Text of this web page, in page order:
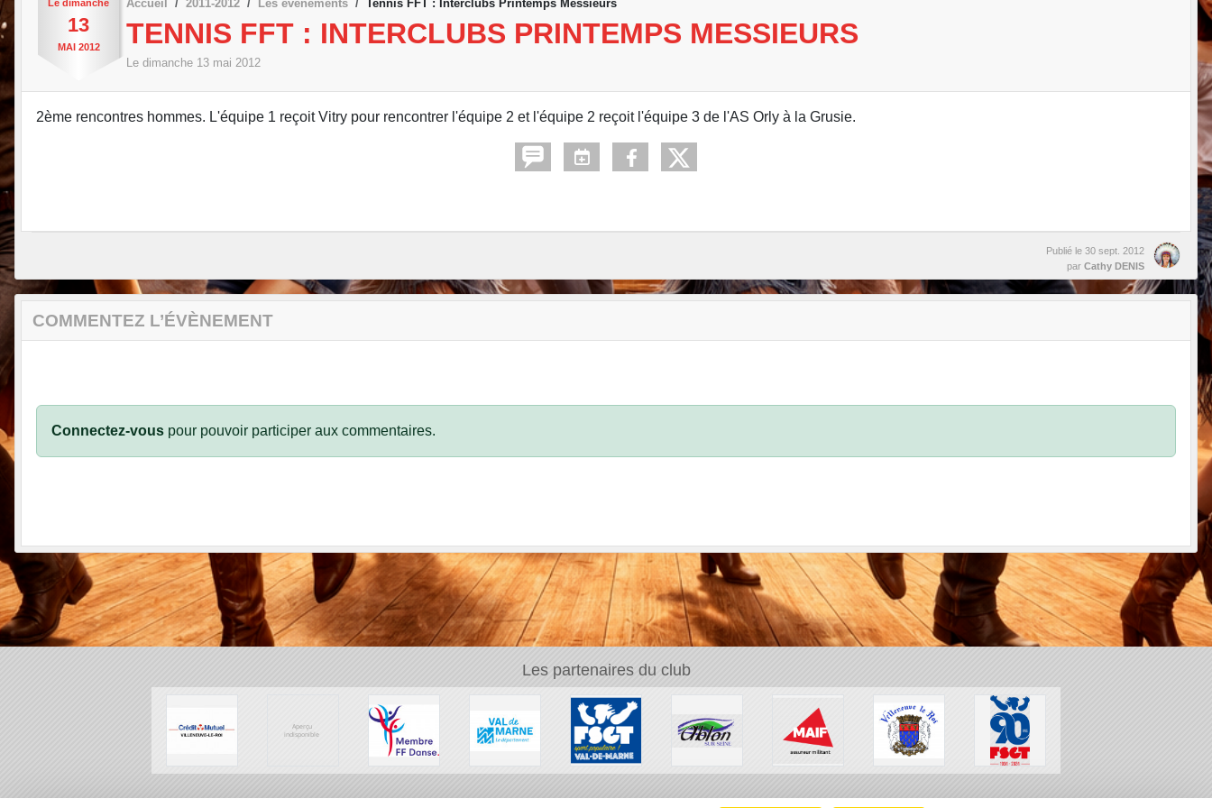
Le dimanche
13
MAI 2012
Accueil 2011-2012 Les évènements Tennis FFT : Interclubs Printemps Messieurs
TENNIS FFT : INTERCLUBS PRINTEMPS MESSIEURS
Le dimanche 13 mai 2012
2ème rencontres hommes. L'équipe 1 reçoit Vitry pour rencontrer l'équipe 2 et l'équipe 2 reçoit l'équipe 3 de l'AS Orly à la Grusie.
Publié le 30 sept. 2012
par Cathy DENIS
COMMENTEZ L’ÉVÈNEMENT
Connectez-vous pour pouvoir participer aux commentaires.
Les partenaires du club